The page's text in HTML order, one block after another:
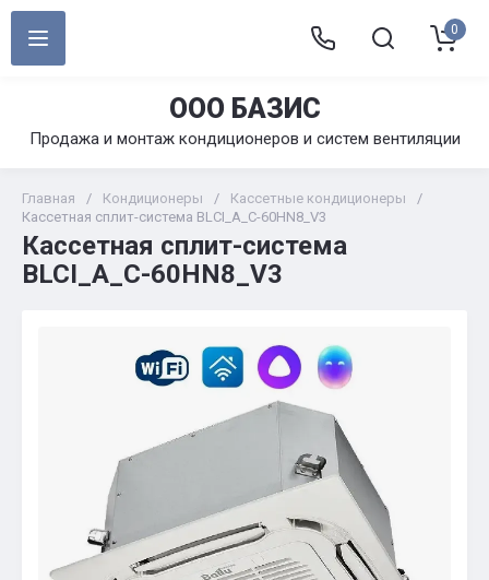
ООО БАЗИС
Продажа и монтаж кондиционеров и систем вентиляции
0
Главная / Кондиционеры / Кассетные кондиционеры
/
Кассетная сплит-система BLCI_A_C-60HN8_V3
Кассетная сплит-система
BLCI_A_C-60HN8_V3